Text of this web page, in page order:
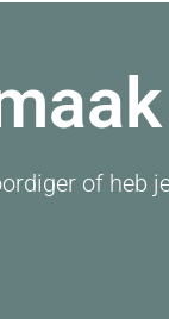
of heb